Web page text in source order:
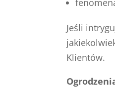
Jeśli
Klientów.